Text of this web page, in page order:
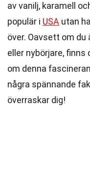
av vanilj, karamell
populär i USA utan
över. Oavsett om
eller nybörjare,
om denna
några spännande
överraskar dig!